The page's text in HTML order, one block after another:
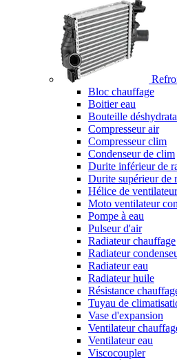
Bloc chauffage
Boitier eau
Bouteille
Compresseur air
Compresseur clim
Condenseur de clim
Durite inférieur de
Durite supérieur de
Hélice de ventilateur
Moto ventilateur
Pompe à eau
Pulseur d'air
Radiateur chauffage
Radiateur
Radiateur eau
Radiateur huile
Résistance
Tuyau de
Vase d'expansion
Ventilateur
Ventilateur eau
Viscocoupler